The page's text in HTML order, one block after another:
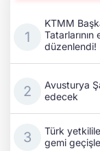
KTMM
düzenlendi!
Avusturya
edecek
Türk
gemi